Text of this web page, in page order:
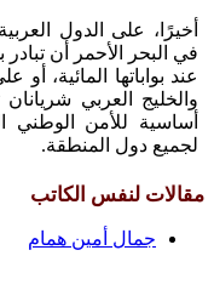
أخيرًا، على الدول
في البحر الأحمر أن
عند بواباتها المائية،
والخليج العربي
أساسية للأمن
لجميع دول المنطقة.
مقالات لنفس الكاتب
جمال أمين همام